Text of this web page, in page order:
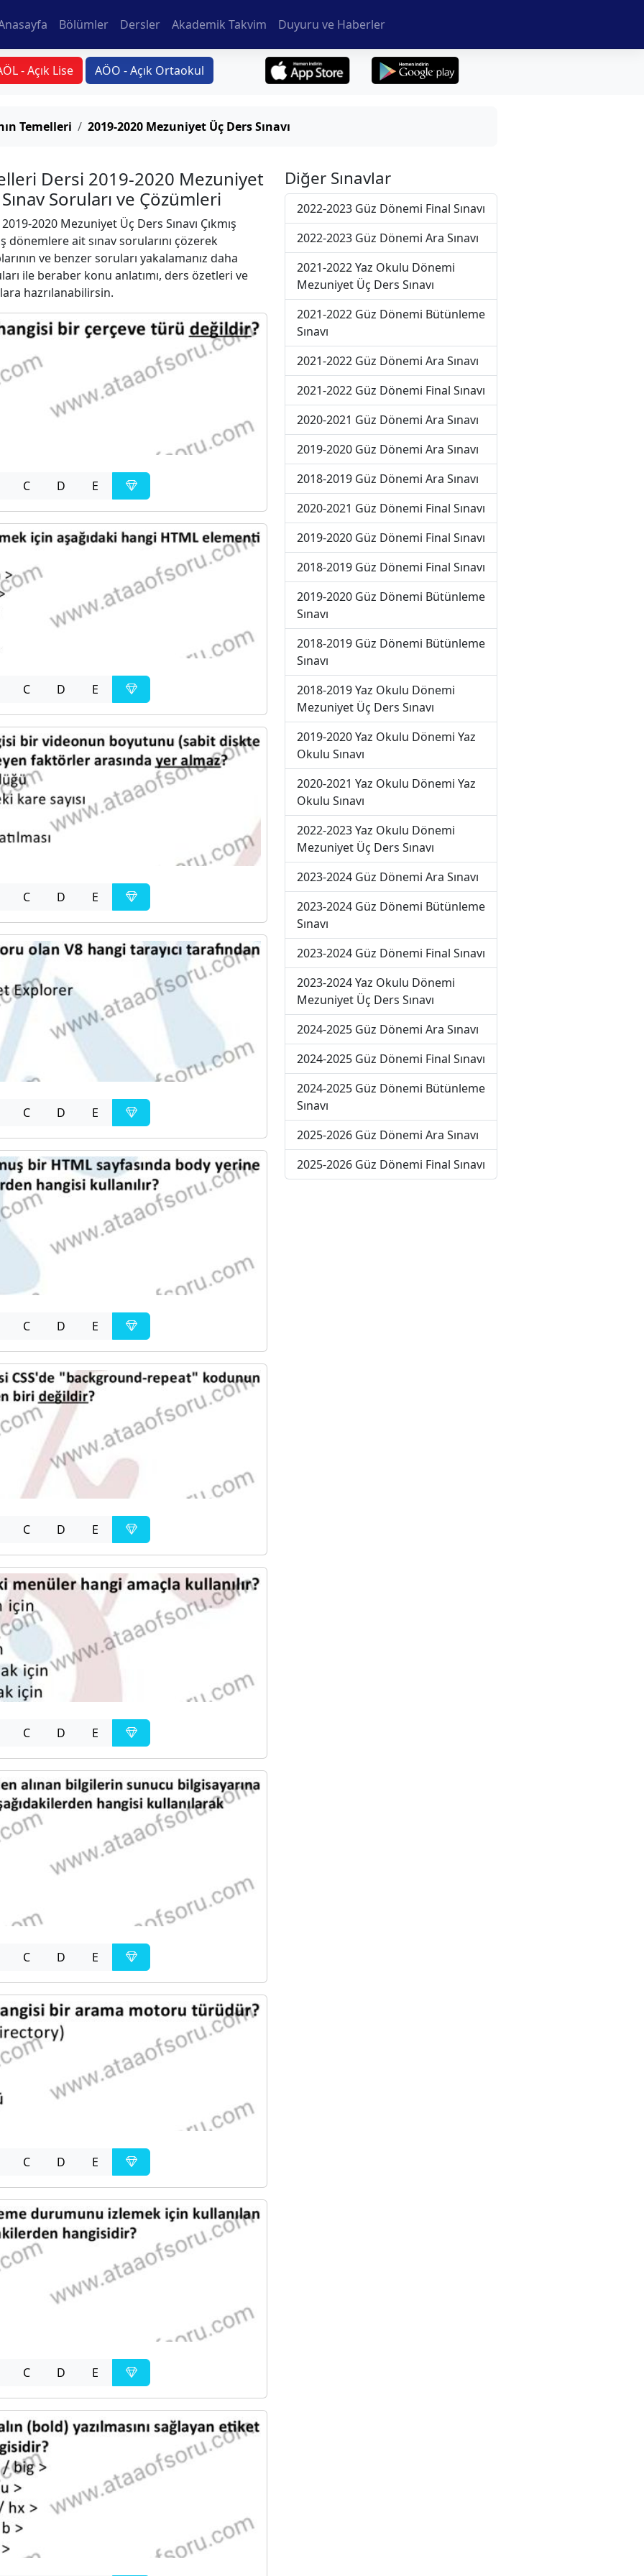
Bölümler Dersler Akademik Takvim Duyuru ve Haberler
- Açık Lise AÖO - Açık Ortaokul
Temelleri 2019-2020 Mezuniyet Üç Ders Sınavı
Dersi 2019-2020 Mezuniyet
Sınav Soruları ve Çözümleri
2019-2020 Mezuniyet Üç Ders Sınavı Çıkmış
dönemlere ait sınav sorularını çözerek
ve benzer soruları yakalamanız daha
ile beraber konu anlatımı, ders özetleri ve
hazrılanabilirsin.
C D E
C D E
C D E
C D E
C D E
C D E
C D E
C D E
C D E
C D E
Diğer Sınavlar
2022-2023 Güz Dönemi Final Sınavı
2022-2023 Güz Dönemi Ara Sınavı
2021-2022 Yaz Okulu Dönemi
Mezuniyet Üç Ders Sınavı
2021-2022 Güz Dönemi Bütünleme
Sınavı
2021-2022 Güz Dönemi Ara Sınavı
2021-2022 Güz Dönemi Final Sınavı
2020-2021 Güz Dönemi Ara Sınavı
2019-2020 Güz Dönemi Ara Sınavı
2018-2019 Güz Dönemi Ara Sınavı
2020-2021 Güz Dönemi Final Sınavı
2019-2020 Güz Dönemi Final Sınavı
2018-2019 Güz Dönemi Final Sınavı
2019-2020 Güz Dönemi Bütünleme
Sınavı
2018-2019 Güz Dönemi Bütünleme
Sınavı
2018-2019 Yaz Okulu Dönemi
Mezuniyet Üç Ders Sınavı
2019-2020 Yaz Okulu Dönemi Yaz
Okulu Sınavı
2020-2021 Yaz Okulu Dönemi Yaz
Okulu Sınavı
2022-2023 Yaz Okulu Dönemi
Mezuniyet Üç Ders Sınavı
2023-2024 Güz Dönemi Ara Sınavı
2023-2024 Güz Dönemi Bütünleme
Sınavı
2023-2024 Güz Dönemi Final Sınavı
2023-2024 Yaz Okulu Dönemi
Mezuniyet Üç Ders Sınavı
2024-2025 Güz Dönemi Ara Sınavı
2024-2025 Güz Dönemi Final Sınavı
2024-2025 Güz Dönemi Bütünleme
Sınavı
2025-2026 Güz Dönemi Ara Sınavı
2025-2026 Güz Dönemi Final Sınavı